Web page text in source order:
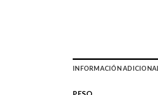
INFORMACIÓN